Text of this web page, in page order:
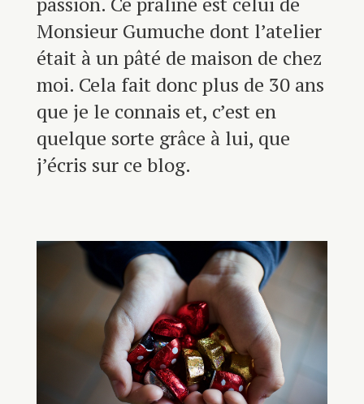
Monsieur Gumuche dont l’atelier
était à un pâté de maison de chez
moi. Cela fait donc plus de 30 ans
que je le connais et, c’est en
quelque sorte grâce à lui, que
j’écris sur ce blog.